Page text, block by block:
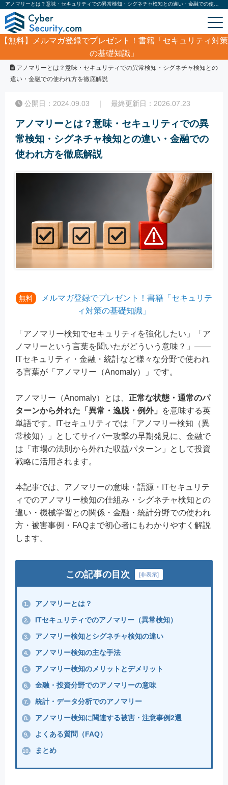
【無料】
メルマガ登録でプレゼント！書籍「セキュリティ対策
の基礎知識」
アノマリーとは？意味・セキュリティでの異常検知・シグネチャ検知との
違い・金融での使われ方を徹底解説
公開日：2024.09.03 ｜ 最終更新日：2026.07.23
アノマリーとは？意味・セキュリティでの異
常検知・シグネチャ検知との違い・金融での
使われ方を徹底解説
無料
メルマガ登録でプレゼント！書籍「セキュリテ
ィ対策の基礎知識」
「アノマリー検知でセキュリティを強化したい」「ア
ノマリーという言葉を聞いたがどういう意味？」——
ITセキュリティ・金融・統計など様々な分野で使われ
る言葉が「アノマリー（Anomaly）」です。
アノマリー（Anomaly）とは、 正常な状態・通常のパ
ターンから外れた「異常・逸脱・例外」
を意味する英
単語です。ITセキュリティでは「アノマリー検知（異
常検知）」としてサイバー攻撃の早期発見に、金融で
は「市場の法則から外れた収益パターン」として投資
戦略に活用されます。
本記事では、アノマリーの意味・語源・ITセキュリテ
ィでのアノマリー検知の仕組み・シグネチャ検知との
違い・機械学習との関係・金融・統計分野での使われ
方・被害事例・FAQまで初心者にもわかりやすく解説
します。
この記事の目次 [非表示]
1. アノマリーとは？
2. ITセキュリティでのアノマリー（異常検知）
3. アノマリー検知とシグネチャ検知の違い
4. アノマリー検知の主な手法
5. アノマリー検知のメリットとデメリット
6. 金融・投資分野でのアノマリーの意味
7. 統計・データ分析でのアノマリー
8. アノマリー検知に関連する被害・注意事例2選
9. よくある質問（FAQ）
10. まとめ